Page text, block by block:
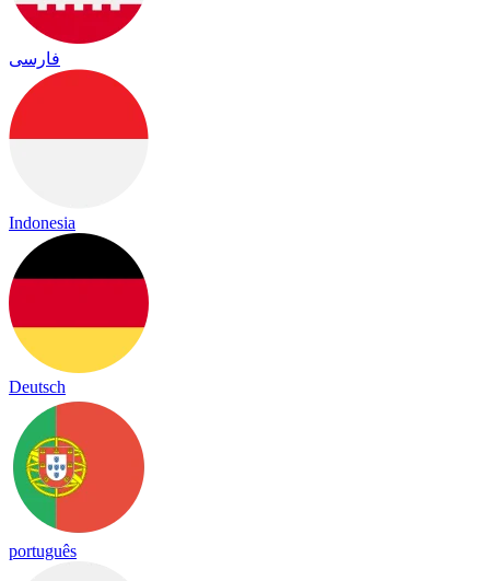
فارسی
Indonesia
Deutsch
português